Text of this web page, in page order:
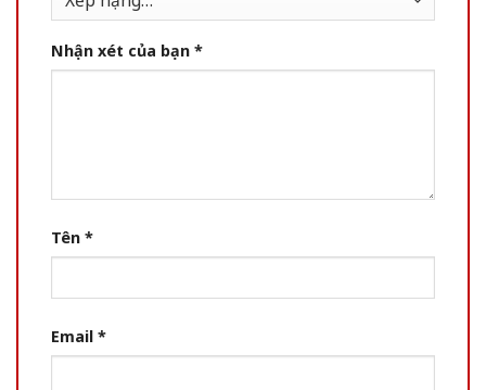
Nhận xét của bạn *
Tên *
Email *